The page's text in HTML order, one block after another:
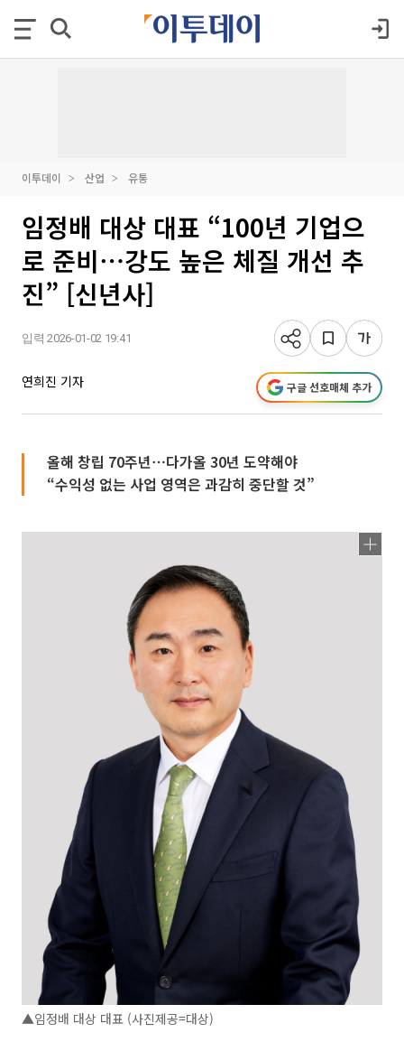
이투데이 산업 유통
임정배 대상 대표 “100년 기업으
로 준비⋯강도 높은 체질 개선 추
진” [신년사]
입력 2026-01-02 19:41
연희진 기자 구글 선호매체 추가
올해 창립 70주년⋯다가올 30년 도약해야
“수익성 없는 사업 영역은 과감히 중단할 것”
▲임정배 대상 대표 (사진제공=대상)